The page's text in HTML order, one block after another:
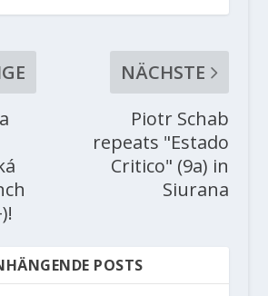
NÄCHSTE
Piotr Schab
repeats "Estado
Critico" (9a) in
Siurana
POSTS